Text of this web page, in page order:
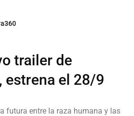
trailer de
estrena el 28/9
futura entre la raza humana y las